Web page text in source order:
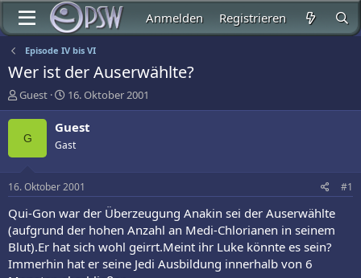
Anmelden Registrieren
Episode IV bis VI
Wer ist der Auserwählte?
E
r
s
e
r
Guest
E
r
s
e
l
t
a
m
16. Oktober 2001
G
Guest
Gast
16. Oktober 2001 #1
Qui-Gon war der Überzeugung Anakin sei der Auserwählte
(aufgrund der hohen Anzahl an Medi-Chlorianen in seinem
Blut).Er hat sich wohl geirrt.Meint ihr Luke könnte es sein?
Immerhin hat er seine Jedi Ausbildung innerhalb von 6